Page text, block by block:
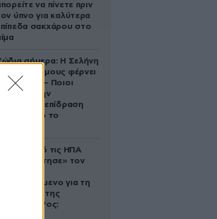
να πίνετε πριν
ύπνο για καλύτερα
σακχάρου στο
σήμερα: Η Σελήνη
στους Διδύμους φέρνει
ανατροπές – Ποιοι
δέχονται την
ευεργετική επίδραση
του Δία από το
Ζευγάρι από τις ΗΠΑ
που «υιοθέτησε» τον
κατηγορούμενο για τη
δολοφονία της
Ελίζαμπεθ Ρος: